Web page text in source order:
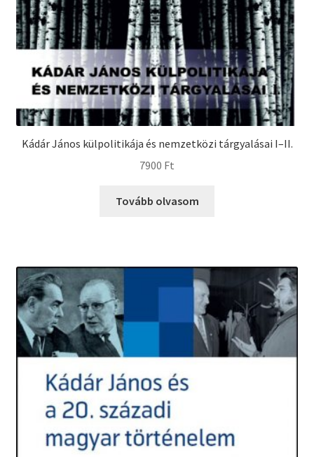
Kádár János külpolitikája és nemzetközi tárgyalásai I–II.
7900 Ft
Tovább olvasom